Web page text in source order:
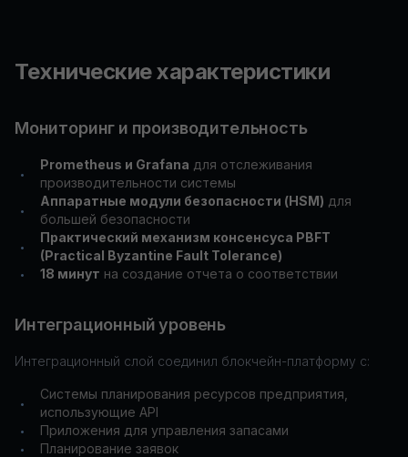
Технические характеристики
Мониторинг и производительность
•
Prometheus и Grafana для отслеживания
производительности системы
•
Аппаратные модули безопасности (HSM) для
большей безопасности
•
Практический механизм консенсуса PBFT
(Practical Byzantine Fault Tolerance)
• 18 минут на создание отчета о соответствии
Интеграционный уровень
Интеграционный слой соединил блокчейн-платформу с:
•
Системы планирования ресурсов предприятия,
использующие API
• Приложения для управления запасами
• Планирование заявок